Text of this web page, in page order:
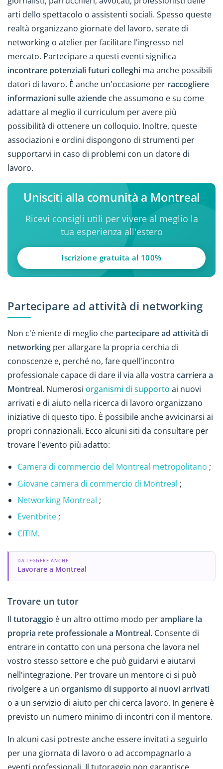
arti dello spettacolo o assistenti sociali. Spesso queste
realtà organizzano giornate del lavoro, serate di
networking o atelier per facilitare l'ingresso nel
mercato. Partecipare a questi eventi significa
incontrare potenziali futuri colleghi ma anche possibili
datori di lavoro. È anche un'occasione per raccogliere
informazioni sulle aziende che assumono e su come
adattare al meglio il curriculum per avere più
possibilità di ottenere un colloquio. Inoltre, queste
associazioni e ordini dispongono di strumenti per
supportarvi in caso di problemi con un datore di
lavoro.
Unisciti alla comunità a Montreal
Ricevi consigli utili per vivere al meglio la
tua esperienza all'estero
Iscrizione gratuita al 100%
Partecipare ad attività di networking
Non c'è niente di meglio che partecipare ad attività di
networking per allargare la propria cerchia di
conoscenze e, perché no, fare quell'incontro
professionale capace di dare il via alla vostra carriera a
Montreal. Numerosi organismi di supporto ai nuovi
arrivati e di aiuto nella ricerca di lavoro organizzano
iniziative di questo tipo. È possibile anche avvicinarsi ai
propri connazionali. Ecco alcuni siti da consultare per
trovare l'evento più adatto:
Camera di commercio del Montreal metropolitano ;
Giovane camera di commercio di Montreal ;
Networking Montreal ;
Eventbrite;
CITIM.
DA LEGGERE ANCHE
Lavorare a Montreal
Trovare un tutor
Il tutoraggio è un altro ottimo modo perampliare la
propria rete professionale a Montreal. Consente di
entrare in contatto con una persona che lavora nel
vostro stesso settore e che può guidarvi e aiutarvi
nell'integrazione. Per trovare un mentore ci si può
rivolgere a un organismo di supporto ai nuovi arrivati
o a un servizio di aiuto per chi cerca lavoro. In genere è
previsto un numero minimo di incontri con il mentore.
In alcuni casi potreste anche essere invitati a seguirlo
per una giornata di lavoro o ad accompagnarlo a